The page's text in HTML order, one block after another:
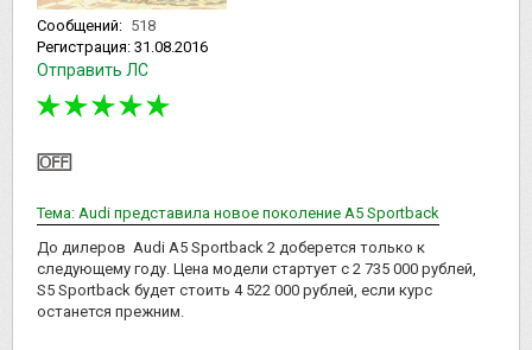
Сообщений: 518
Регистрация: 31.08.2016
Отправить ЛС
Тема: Audi представила новое поколение A5 Sportback
До дилеров Audi A5 Sportback 2 доберется только к
следующему году. Цена модели стартует с 2 735 000 рублей,
S5 Sportback будет стоить 4 522 000 рублей, если курс
останется прежним.